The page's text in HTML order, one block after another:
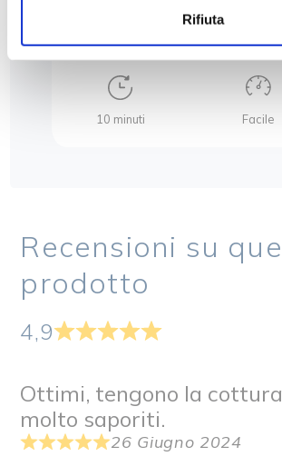
Rifiuta
POMODORINI DATTERINI E
10 minuti Facile
Recensioni su
prodotto
4,9
Ottimi, tengono la
molto saporiti.
26 Giugno 2024